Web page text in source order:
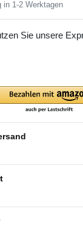
in 1-2 Werktagen
Sie unsere